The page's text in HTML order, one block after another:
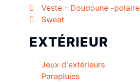
Veste - Doudoune -polaire
Sweat
EXTÉRIEUR
Jeux d'extérieurs
Parapluies